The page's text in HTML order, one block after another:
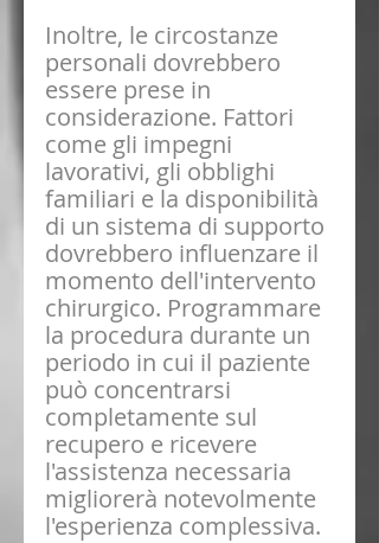
Inoltre, le circostanze
personali dovrebbero
essere prese in
considerazione. Fattori
come gli impegni
lavorativi, gli obblighi
familiari e la disponibilità
di un sistema di supporto
dovrebbero influenzare il
momento dell'intervento
chirurgico. Programmare
la procedura durante un
periodo in cui il paziente
può concentrarsi
completamente sul
recupero e ricevere
l'assistenza necessaria
migliorerà notevolmente
l'esperienza complessiva.